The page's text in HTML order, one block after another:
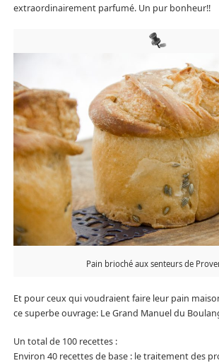
extraordinairement parfumé. Un pur bonheur!!
Pain brioché aux senteurs de
Et pour ceux qui voudraient faire leur pain
ce superbe ouvrage: Le Grand Manuel du
Un total de 100 recettes :
Environ 40 recettes de base : le traitement des